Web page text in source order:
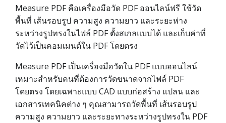
Measure PDF คือเครื่องมือวัด PDF ออนไลน์ฟรี ใช้วัด
พื้นที่ เส้นรอบรูป ความสูง ความยาว และระยะห่าง
ระหว่างรูปทรงในไฟล์ PDF ตั้งสเกลแบบได้ และเก็บค่าที่
วัดไว้เป็นคอมเมนต์ใน PDF โดยตรง
Measure PDF เป็นเครื่องมือวัดใน PDF แบบออนไลน์
เหมาะสำหรับคนที่ต้องการวัดขนาดจากไฟล์ PDF
โดยตรง โดยเฉพาะแบบ CAD แบบก่อสร้าง แปลน และ
เอกสารเทคนิคต่าง ๆ คุณสามารถวัดพื้นที่ เส้นรอบรูป
ความสูง ความยาว และระยะทางระหว่างรูปทรงใน PDF